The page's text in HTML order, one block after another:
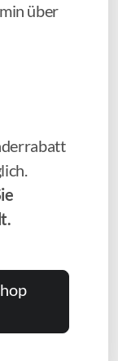
über